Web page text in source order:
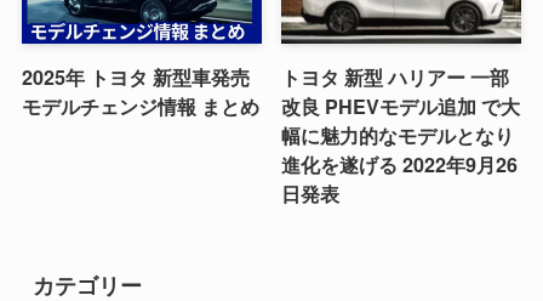
2025年 トヨタ 新型車発売
モデルチェンジ情報 まとめ
トヨタ 新型 ハリアー 一部
改良 PHEVモデル追加 で大
幅に魅力的なモデルとなり
進化を遂げる 2022年9月26
日発表
カテゴリー